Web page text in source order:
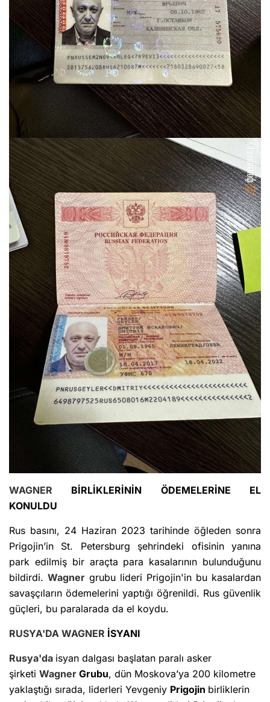
WAGNER BİRLİKLERİNİN ÖDEMELERİNE EL
KONULDU
Rus basını, 24 Haziran 2023 tarihinde öğleden sonra
Prigojin’in St. Petersburg şehrindeki ofisinin yanına
park edilmiş bir araçta para kasalarının bulunduğunu
bildirdi. Wagner grubu lideri Prigojin'in bu kasalardan
savaşçıların ödemelerini yaptığı öğrenildi. Rus güvenlik
güçleri, bu paralarada da el koydu.
RUSYA'DA WAGNER İSYANI
Rusya'da isyan dalgası başlatan paralı asker
şirketi Wagner Grubu, dün Moskova’ya 200 kilometre
yaklaştığı sırada, liderleri Yevgeniy Prigojin birliklerin